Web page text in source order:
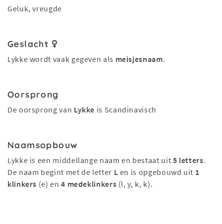
Geluk, vreugde
Geslacht
Lykke wordt vaak gegeven als meisjesnaam.
Oorsprong
De oorsprong van Lykke is Scandinavisch
Naamsopbouw
Lykke is een middellange naam en bestaat uit 5 letters.
De naam begint met de letter L en is opgebouwd uit 1
klinkers (e) en4 medeklinkers (l, y, k, k).